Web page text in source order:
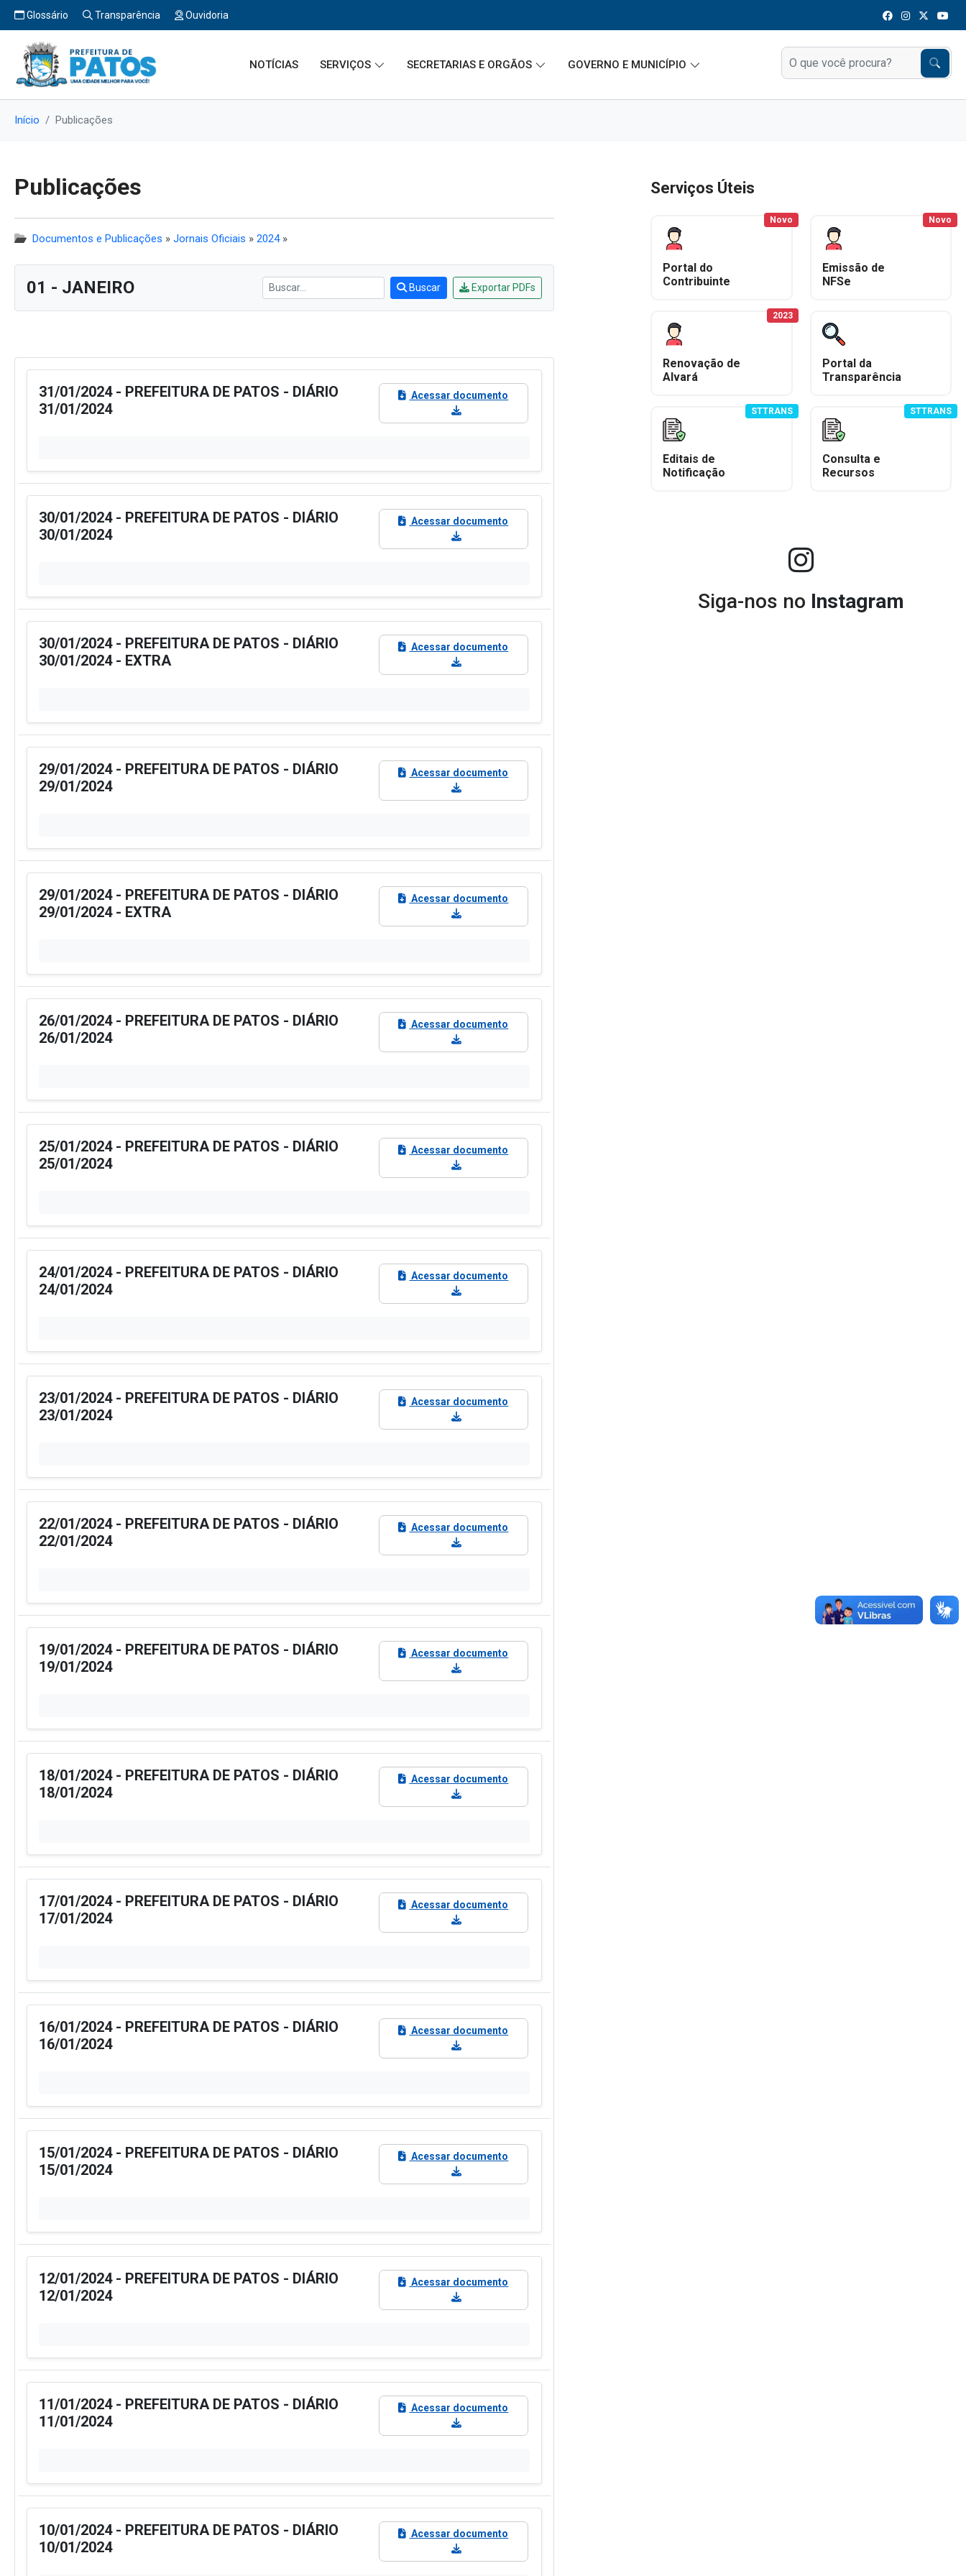
Glossário Transparência Ouvidoria
NOTÍCIAS SERVIÇOS SECRETARIAS E ORGÃOS GOVERNO E MUNICÍPIO
Início Publicações
Publicações
Documentos e Publicações » Jornais Oficiais » 2024»
01 - JANEIRO Buscar Exportar PDFs
31/01/2024 - PREFEITURA DE PATOS - DIÁRIO
31/01/2024
Acessar documento
30/01/2024 - PREFEITURA DE PATOS - DIÁRIO
30/01/2024
Acessar documento
30/01/2024 - PREFEITURA DE PATOS - DIÁRIO
30/01/2024 - EXTRA
Acessar documento
29/01/2024 - PREFEITURA DE PATOS - DIÁRIO
29/01/2024
Acessar documento
29/01/2024 - PREFEITURA DE PATOS - DIÁRIO
29/01/2024 - EXTRA
Acessar documento
26/01/2024 - PREFEITURA DE PATOS - DIÁRIO
26/01/2024
Acessar documento
25/01/2024 - PREFEITURA DE PATOS - DIÁRIO
25/01/2024
Acessar documento
24/01/2024 - PREFEITURA DE PATOS - DIÁRIO
24/01/2024
Acessar documento
23/01/2024 - PREFEITURA DE PATOS - DIÁRIO
23/01/2024
Acessar documento
22/01/2024 - PREFEITURA DE PATOS - DIÁRIO
22/01/2024
Acessar documento
19/01/2024 - PREFEITURA DE PATOS - DIÁRIO
19/01/2024
Acessar documento
18/01/2024 - PREFEITURA DE PATOS - DIÁRIO
18/01/2024
Acessar documento
17/01/2024 - PREFEITURA DE PATOS - DIÁRIO
17/01/2024
Acessar documento
16/01/2024 - PREFEITURA DE PATOS - DIÁRIO
16/01/2024
Acessar documento
15/01/2024 - PREFEITURA DE PATOS - DIÁRIO
15/01/2024
Acessar documento
12/01/2024 - PREFEITURA DE PATOS - DIÁRIO
12/01/2024
Acessar documento
11/01/2024 - PREFEITURA DE PATOS - DIÁRIO
11/01/2024
Acessar documento
10/01/2024 - PREFEITURA DE PATOS - DIÁRIO
10/01/2024
Acessar documento
Serviços Úteis
Portal do
Contribuinte
Novo
Emissão de
NFSe
Novo
Renovação de
Alvará
2023
Portal da
Transparência
Editais de
Notificação
STTRANS
Consulta e
Recursos
STTRANS
Siga-nos no Instagram